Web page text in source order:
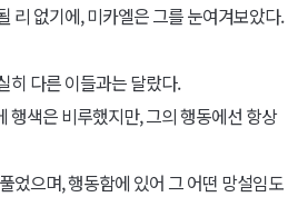
리 없기에, 미카엘은 그를 눈여겨보았다.
히 다른 이들과는 달랐다.
행색은 비루했지만, 그의 행동에선 항상
었으며, 행동함에 있어 그 어떤 망설임도